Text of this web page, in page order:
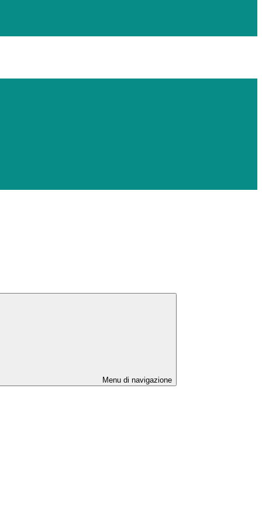
Menu di navigazione